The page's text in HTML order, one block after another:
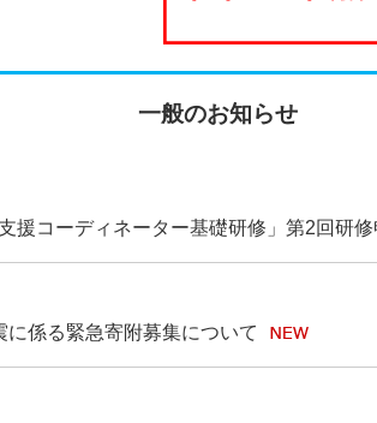
一般のお知らせ
援コーディネーター基礎研修」第2回研
に係る緊急寄附募集について